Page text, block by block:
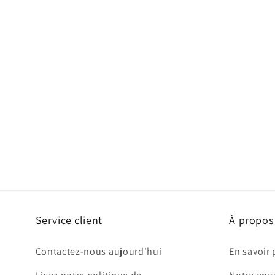
Service client
Contactez-nous aujourd'hui
À
En savoir